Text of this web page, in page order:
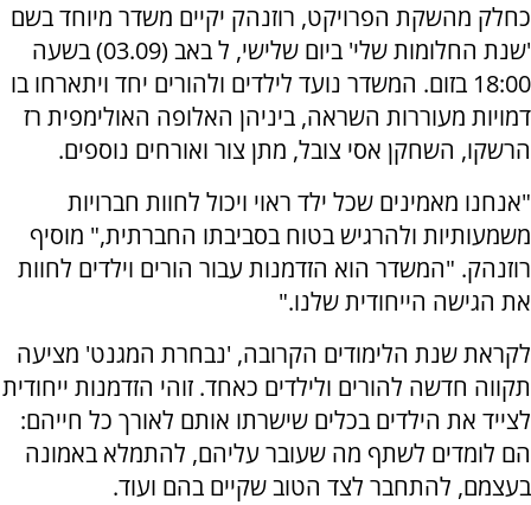
כחלק מהשקת הפרויקט, רוזנהק יקיים משדר מיוחד בשם
'שנת החלומות שלי' ביום שלישי, ל באב (03.09) בשעה
18:00 בזום. המשדר נועד לילדים ולהורים יחד ויתארחו בו
דמויות מעוררות השראה, ביניהן האלופה האולימפית רז
הרשקו, השחקן אסי צובל, מתן צור ואורחים נוספים.
"אנחנו מאמינים שכל ילד ראוי ויכול לחוות חברויות
משמעותיות ולהרגיש בטוח בסביבתו החברתית," מוסיף
רוזנהק. "המשדר הוא הזדמנות עבור הורים וילדים לחוות
את הגישה הייחודית שלנו."
לקראת שנת הלימודים הקרובה, 'נבחרת המגנט' מציעה
תקווה חדשה להורים ולילדים כאחד. זוהי הזדמנות ייחודית
לצייד את הילדים בכלים שישרתו אותם לאורך כל חייהם:
הם לומדים לשתף מה שעובר עליהם, להתמלא באמונה
בעצמם, להתחבר לצד הטוב שקיים בהם ועוד.